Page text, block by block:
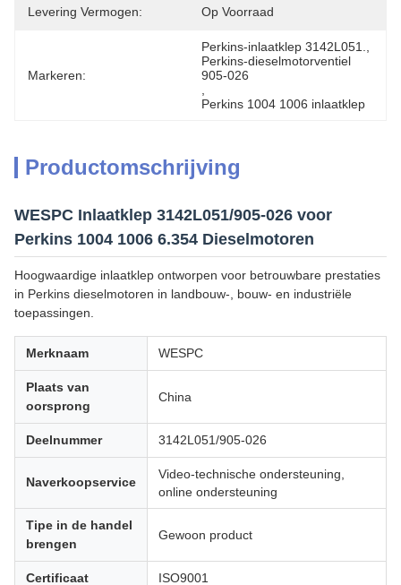
Levering Vermogen: Op Voorraad
Markeren:
Perkins-inlaatklep 3142L051.
Perkins-dieselmotorventiel
905-026
Perkins 1004 1006 inlaatklep
Productomschrijving
WESPC Inlaatklep 3142L051/905-026 voor
Perkins 1004 1006 6.354 Dieselmotoren
Hoogwaardige inlaatklep ontworpen voor betrouwbare prestaties
in Perkins dieselmotoren in landbouw-, bouw- en industriële
toepassingen.
Merknaam WESPC
Plaats van
oorsprong
China
Deelnummer 3142L051/905-026
Naverkoopservice
Video-technische ondersteuning,
online ondersteuning
Tipe in de handel
brengen
Gewoon product
Certificaat ISO9001